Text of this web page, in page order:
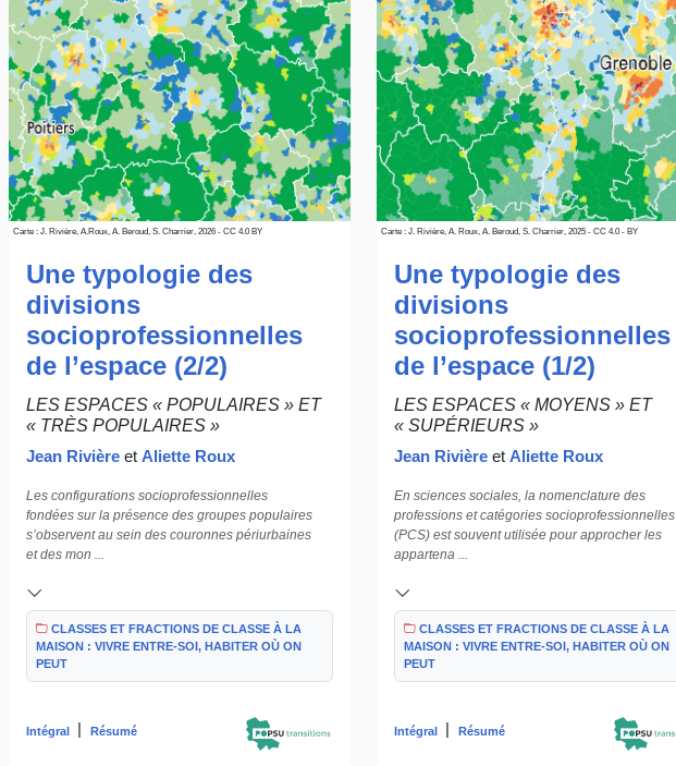
Carte : J. Rivière, A.Roux, A. Beroud, S. Charrier, 2026 - CC 4.0 BY
Une typologie des
divisions
socioprofessionnelles
de l’espace (2/2)
LES ESPACES « POPULAIRES » ET
« TRÈS POPULAIRES »
Jean Rivière et Aliette Roux
Les configurations socioprofessionnelles
fondées sur la présence des groupes populaires
s’observent au sein des couronnes périurbaines
et des mon ...
CLASSES ET FRACTIONS DE CLASSE À LA
MAISON : VIVRE ENTRE-SOI, HABITER OÙ ON
PEUT
Intégral | Résumé
Carte : J. Rivière, A. Roux, A. Beroud, S. Charrier, 2025 - CC 4.0 - BY
Une typologie des
divisions
socioprofessionnelles
de l’espace (1/2)
LES ESPACES « MOYENS » ET
« SUPÉRIEURS »
Jean Rivière et Aliette Roux
En sciences sociales, la nomenclature des
professions et catégories socioprofessionnelles
(PCS) est souvent utilisée pour approcher les
appartena ...
CLASSES ET FRACTIONS DE CLASSE À LA
MAISON : VIVRE ENTRE-SOI, HABITER OÙ ON
PEUT
Intégral | Résumé